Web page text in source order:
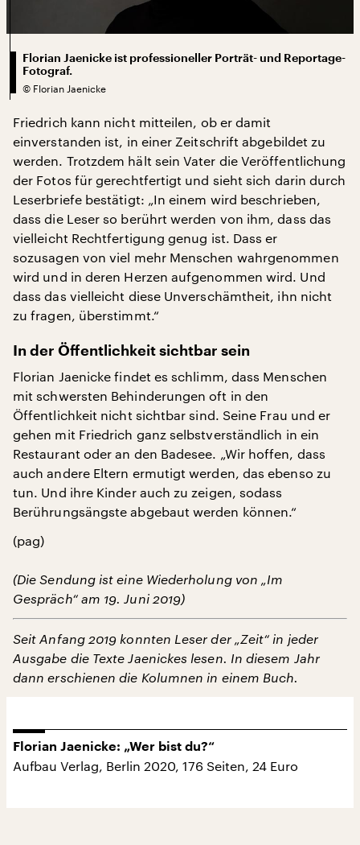
Florian Jaenicke ist professioneller Porträt- und Reportage-
Fotograf.
© Florian Jaenicke
Friedrich kann nicht mitteilen, ob er damit
einverstanden ist, in einer Zeitschrift abgebildet zu
werden. Trotzdem hält sein Vater die Veröffentlichung
der Fotos für gerechtfertigt und sieht sich darin durch
Leserbriefe bestätigt: „In einem wird beschrieben,
dass die Leser so berührt werden von ihm, dass das
vielleicht Rechtfertigung genug ist. Dass er
sozusagen von viel mehr Menschen wahrgenommen
wird und in deren Herzen aufgenommen wird. Und
dass das vielleicht diese Unverschämtheit, ihn nicht
zu fragen, überstimmt.“
In der Öffentlichkeit sichtbar sein
Florian Jaenicke findet es schlimm, dass Menschen
mit schwersten Behinderungen oft in den
Öffentlichkeit nicht sichtbar sind. Seine Frau und er
gehen mit Friedrich ganz selbstverständlich in ein
Restaurant oder an den Badesee. „Wir hoffen, dass
auch andere Eltern ermutigt werden, das ebenso zu
tun. Und ihre Kinder auch zu zeigen, sodass
Berührungsängste abgebaut werden können.“
(pag)
(Die Sendung ist eine Wiederholung von „Im
Gespräch“ am 19. Juni 2019)
Seit Anfang 2019 konnten Leser der „Zeit“ in jeder
Ausgabe die Texte Jaenickes lesen. In diesem Jahr
dann erschienen die Kolumnen in einem Buch.
Florian Jaenicke: „Wer bist du?“
Aufbau Verlag, Berlin 2020, 176 Seiten, 24 Euro